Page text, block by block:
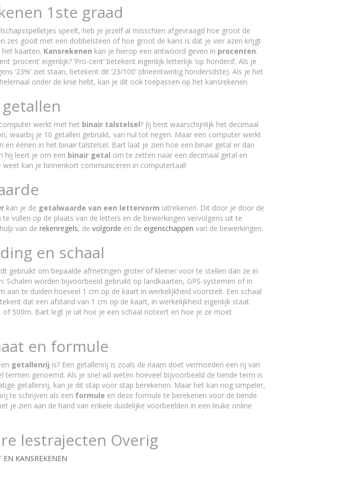
1ste graad
speelt, heb je jezelf al misschien afgevraagd hoe groot de
zes gooit met een dobbelsteen of hoe groot de kans is dat je vier azen krijgt
kaarten. Kansrekenen kan je hierop een antwoord geven in procenten.
‘procent’ eigenlijk? ‘Pro-cent’ betekent eigenlijk letterlijk ‘op honderd’. Als je
‘23%’ ziet staan, betekent dit ‘23/100’ (drieëntwintig hondersdste). Als je het
helemaal onder de knie hebt, kan je dit ook toepassen op het kansrekenen.
werkt met het binair talstelsel? Jij bent waarschijnlijk het decimaal
waarbij je 10 getallen gebruikt, van nul tot negen. Maar een computer werkt
en éénen in het binair talstelsel. Bart laat je zien hoe een binair getal er dan
hij leert je om een binair getal om te zetten naar een decimaal getal en
weet kan je binnenkort communiceren in computertaal!
kan je de getalwaarde van een lettervorm uitrekenen. Dit door je door de
te vullen op de plaats van de letters en de bewerkingen vervolgens uit te
van de rekenregels, de volgorde en de eigenschappen van de bewerkingen.
en schaal
gebruikt om bepaalde afmetingen groter of kleiner voor te stellen dan ze in
Schalen worden bijvoorbeeld gebruikt op landkaarten, GPS-systemen of in
aan te duiden hoeveel 1 cm op de kaart in werkelijkheid voorstelt. Een schaal
dat een afstand van 1 cm op de kaart, in werkelijkheid eigenlijk staat
of 500m. Bart legt je uit hoe je een schaal noteert en hoe je ze moet
en formule
getallenrij is? Een getallenrij is zoals de naam doet vermoeden een rij van
termen genoemd. Als je snel wil weten hoeveel bijvoorbeeld de tiende term is
getallenrij, kan je dit stap voor stap berekenen. Maar het kan nog simpeler,
te schrijven als een formule en deze formule te berekenen voor de tiende
je zien aan de hand van enkele duidelijke voorbeelden in een leuke online
lestrajecten Overig
EN KANSREKENEN